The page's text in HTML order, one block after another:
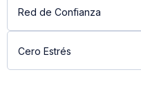
Red de Confianza
Cero Estrés